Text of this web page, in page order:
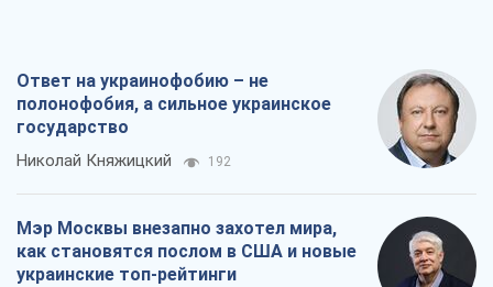
Ответ на украинофобию – не
полонофобия, а сильное украинское
государство
Николай Княжицкий 192
Мэр Москвы внезапно захотел мира,
как становятся послом в США и новые
украинские топ-рейтинги